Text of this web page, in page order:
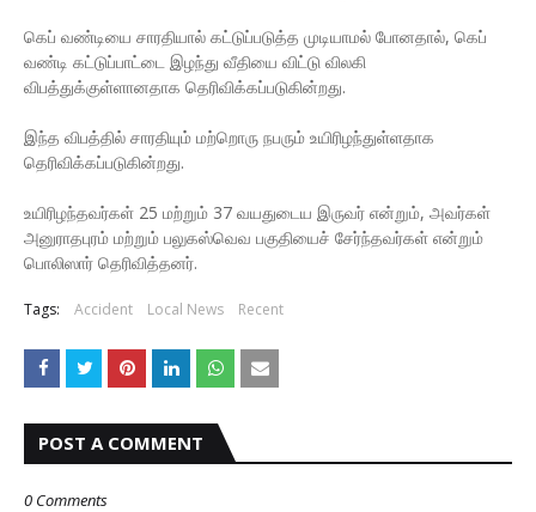
கெப் வண்டியை சாரதியால் கட்டுப்படுத்த முடியாமல் போனதால், கெப்
வண்டி கட்டுப்பாட்டை இழந்து வீதியை விட்டு விலகி
விபத்துக்குள்ளானதாக தெரிவிக்கப்படுகின்றது.
இந்த விபத்தில் சாரதியும் மற்றொரு நபரும் உயிரிழந்துள்ளதாக
தெரிவிக்கப்படுகின்றது.
உயிரிழந்தவர்கள் 25 மற்றும் 37 வயதுடைய இருவர் என்றும், அவர்கள்
அனுராதபுரம் மற்றும் பலுகஸ்வெவ பகுதியைச் சேர்ந்தவர்கள் என்றும்
பொலிஸார் தெரிவித்தனர்.
Tags: Accident Local News Recent
POST A COMMENT
0 Comments